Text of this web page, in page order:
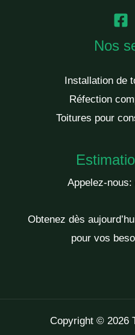
Nos
Installation de
Réfection
Toitures pour
Appelez-nous:
Obtenez dès
pour vos
Copyright © 2026